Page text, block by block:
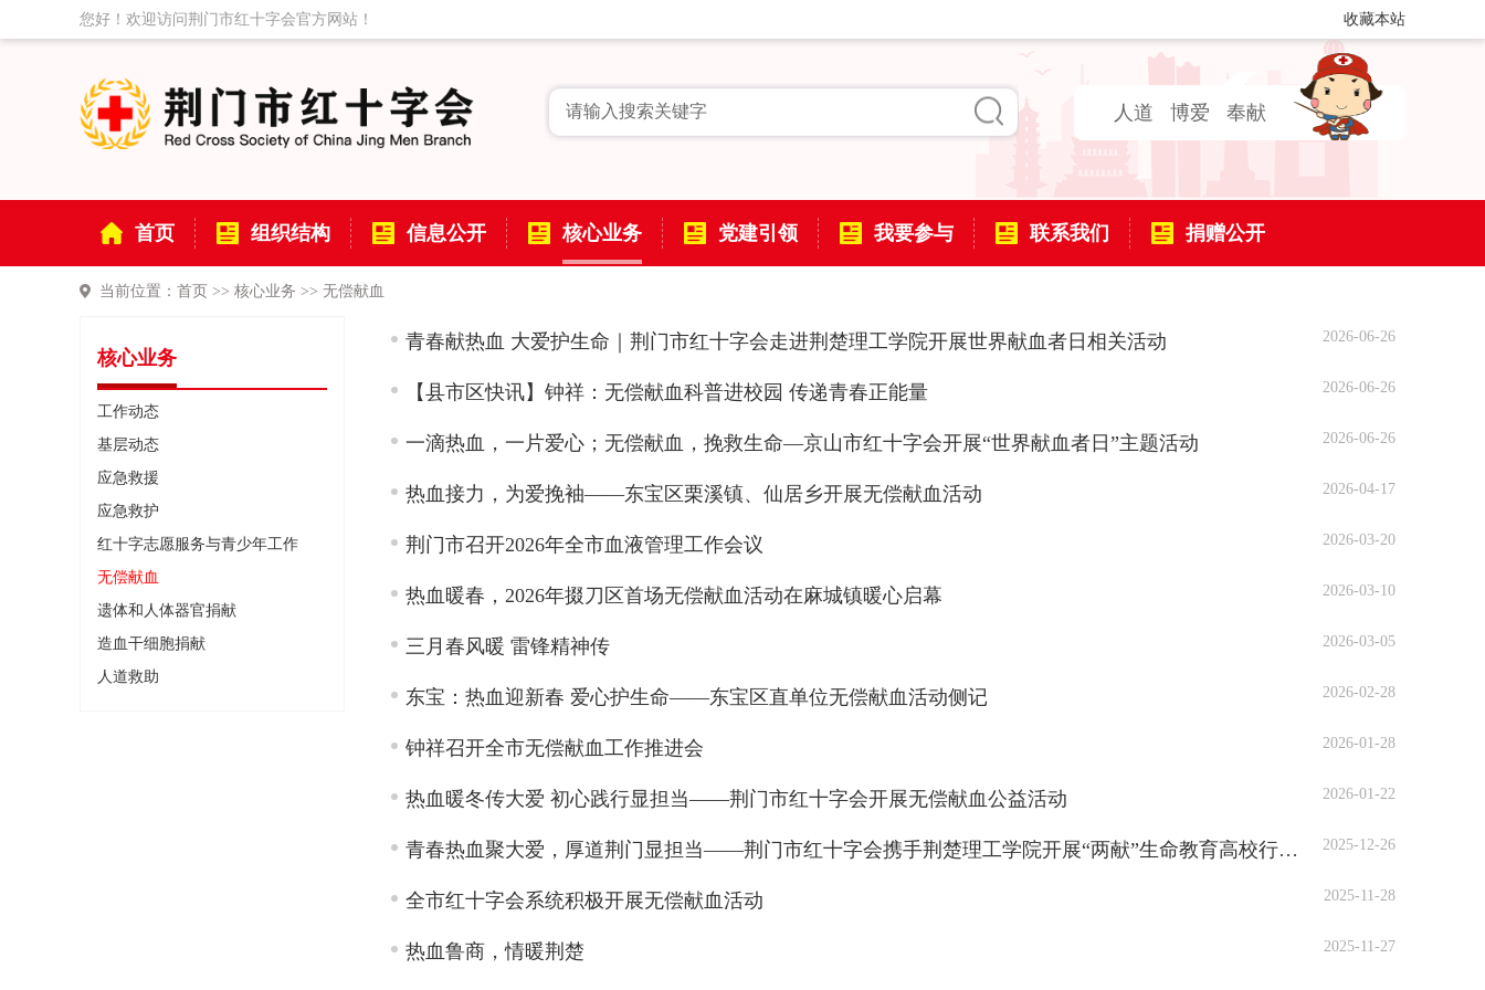
您好！欢迎访问荆门市红十字会官方网站！ 收藏本站
人道 博爱 奉献
首页 组织结构 信息公开 核心业务 党建引领 我要参与 联系我们 捐赠公开
当前位置： 首页 >> 核心业务 >> 无偿献血
核心业务
工作动态
基层动态
应急救援
应急救护
红十字志愿服务与青少年工作
无偿献血
遗体和人体器官捐献
造血干细胞捐献
人道救助
青春献热血 大爱护生命｜荆门市红十字会走进荆楚理工学院开展世界献血者日相关活动 2026-06-26
【县市区快讯】钟祥：无偿献血科普进校园 传递青春正能量 2026-06-26
一滴热血，一片爱心；无偿献血，挽救生命—京山市红十字会开展“世界献血者日”主题活动 2026-06-26
热血接力，为爱挽袖——东宝区栗溪镇、仙居乡开展无偿献血活动 2026-04-17
荆门市召开2026年全市血液管理工作会议 2026-03-20
热血暖春，2026年掇刀区首场无偿献血活动在麻城镇暖心启幕 2026-03-10
三月春风暖 雷锋精神传 2026-03-05
东宝：热血迎新春 爱心护生命——东宝区直单位无偿献血活动侧记 2026-02-28
钟祥召开全市无偿献血工作推进会 2026-01-28
热血暖冬传大爱 初心践行显担当——荆门市红十字会开展无偿献血公益活动 2026-01-22
青春热血聚大爱，厚道荆门显担当——荆门市红十字会携手荆楚理工学院开展“两献”生命教育高校行活动 2025-12-26
全市红十字会系统积极开展无偿献血活动 2025-11-28
热血鲁商，情暖荆楚 2025-11-27